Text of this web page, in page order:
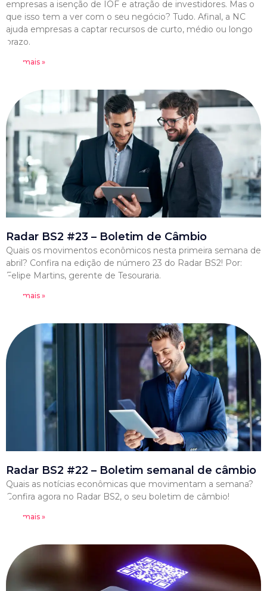
empresas a isenção de IOF e atração de investidores. Mas o
que isso tem a ver com o seu negócio? Tudo. Afinal, a NC
ajuda empresas a captar recursos de curto, médio ou longo
prazo.
Leia mais »
Radar BS2 #23 – Boletim de Câmbio
Quais os movimentos econômicos nesta primeira semana de
abril? Confira na edição de número 23 do Radar BS2! Por:
Felipe Martins, gerente de Tesouraria.
Leia mais »
Radar BS2 #22 – Boletim semanal de câmbio
Quais as notícias econômicas que movimentam a semana?
Confira agora no Radar BS2, o seu boletim de câmbio!
Leia mais »